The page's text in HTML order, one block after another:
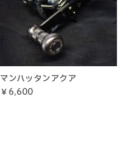
マンハッタンアクア
￥6,600